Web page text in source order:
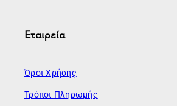
Εταιρεία
Όροι Χρήσης
Τρόποι Πληρωμής